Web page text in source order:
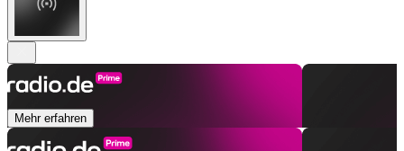
Mehr erfahren